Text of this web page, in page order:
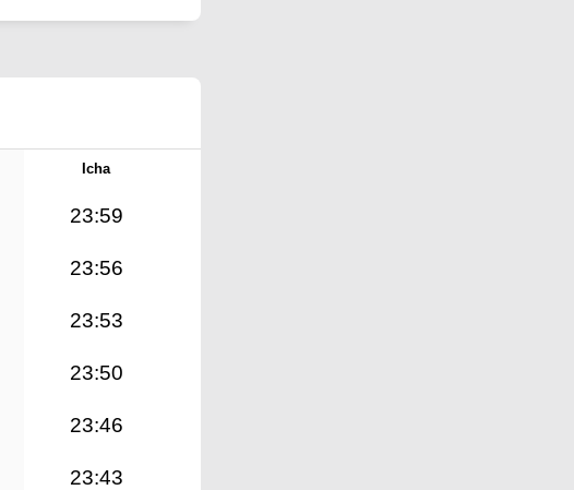
Icha
23:59
23:56
23:53
23:50
23:46
23:43